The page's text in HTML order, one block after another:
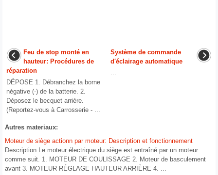
Feu de stop monté en
hauteur: Procédures de
réparation
DÉPOSE 1. Débranchez la borne
négative (-) de la batterie. 2.
Déposez le becquet arrière.
(Reportez-vous à Carrosserie - ...
Système de commande
d′éclairage automatique
...
Autres materiaux:
Moteur de siège actionn par moteur: Description et fonctionnement
Description Le moteur électrique du siège est entraîné par un moteur
comme suit. 1. MOTEUR DE COULISSAGE 2. Moteur de basculement
avant 3. MOTEUR RÉGLAGE HAUTEUR ARRIÈRE 4. ...